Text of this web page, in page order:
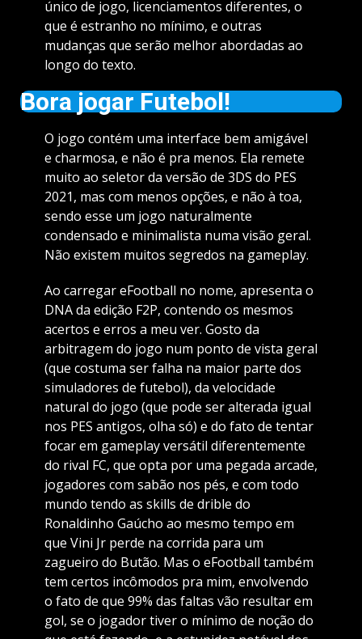
único de jogo, licenciamentos diferentes, o
que é estranho no mínimo, e outras
mudanças que serão melhor abordadas ao
longo do texto.
Bora jogar Futebol!
O jogo contém uma interface bem amigável
e charmosa, e não é pra menos. Ela remete
muito ao seletor da versão de 3DS do PES
2021, mas com menos opções, e não à toa,
sendo esse um jogo naturalmente
condensado e minimalista numa visão geral.
Não existem muitos segredos na gameplay.
Ao carregar eFootball no nome, apresenta o
DNA da edição F2P, contendo os mesmos
acertos e erros a meu ver. Gosto da
arbitragem do jogo num ponto de vista geral
(que costuma ser falha na maior parte dos
simuladores de futebol), da velocidade
natural do jogo (que pode ser alterada igual
nos PES antigos, olha só) e do fato de tentar
focar em gameplay versátil diferentemente
do rival FC, que opta por uma pegada arcade,
jogadores com sabão nos pés, e com todo
mundo tendo as skills de drible do
Ronaldinho Gaúcho ao mesmo tempo em
que Vini Jr perde na corrida para um
zagueiro do Butão. Mas o eFootball também
tem certos incômodos pra mim, envolvendo
o fato de que 99% das faltas vão resultar em
gol, se o jogador tiver o mínimo de noção do